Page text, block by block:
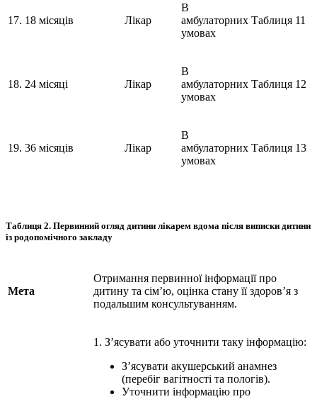
17. 18 місяців Лікар
В
амбулаторних
умовах
Таблиця 11
18. 24 місяці Лікар
В
амбулаторних
умовах
Таблиця 12
19. 36 місяців Лікар
В
амбулаторних
умовах
Таблиця 13
Таблиця 2. Первинний огляд дитини лікарем вдома після виписки дитини
із родопомічного закладу
Мета
Отримання первинної інформації про
дитину та сім’ю, оцінка стану її здоров’я з
подальшим консультуванням.
1. З’ясувати або уточнити таку інформацію:
З’ясувати акушерський анамнез
(перебіг вагітності та пологів).
Уточнити інформацію про